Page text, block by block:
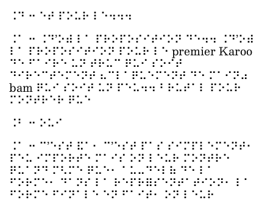
⠨⠙ ⠒ ⠑⠞ ⠏⠕⠥⠗ ⠇⠑⠲⠲⠲
⠨⠁ ⠒ ⠨⠙’⠕⠾ ⠇⠁ ⠏⠗⠕⠏⠕⠎⠊⠞⠊⠕⠝ ⠙⠑⠲⠲ ⠨⠙’⠕⠾
⠇⠁ ⠏⠗⠕⠏⠕⠎⠊⠞⠊⠕⠝ ⠏⠕⠥⠗ ⠇⠑ premier Karoo
⠙⠑ ⠋⠁⠊⠗⠑ ⠥⠝ ⠞⠗⠥⠉ ⠟⠥⠊ ⠎⠕⠊⠞
⠙⠊⠗⠑⠉⠞⠑⠍⠑⠝⠞ ⠦⠉⠇⠁⠟⠥⠑⠍⠑⠝⠞ ⠙⠑ ⠍⠁⠊⠝⠴
bam ⠟⠥⠊ ⠎⠕⠊⠞ ⠥⠝ ⠏⠑⠥⠲⠲ ⠃⠗⠥⠞⠁⠇ ⠏⠕⠥⠗
⠍⠕⠝⠞⠗⠑⠗ ⠟⠥⠑
⠨⠃ ⠒ ⠕⠥⠊
⠨⠁ ⠒ ⠉’⠑⠎⠞ ⠯⠁⠂ ⠉’⠑⠎⠞ ⠏⠁⠎ ⠎⠊⠍⠏⠇⠑⠍⠑⠝⠞⠂
⠏⠑⠥ ⠊⠍⠏⠕⠗⠞⠑ ⠍⠁⠊⠎ ⠕⠝ ⠇⠑⠥⠗ ⠍⠕⠝⠞⠗⠑
⠟⠥⠁⠝⠙ ⠍⠣⠍⠑ ⠟⠥⠑⠂ ⠁⠥⠤⠙⠑⠇⠷ ⠙⠑ ⠇⠁
⠋⠕⠗⠍⠑⠂ ⠙⠁⠝⠎ ⠇⠁ ⠗⠑⠏⠗⠿⠎⠑⠝⠞⠁⠞⠊⠕⠝⠂ ⠇⠁
⠋⠕⠗⠍⠑ ⠋⠊⠝⠁⠇⠑ ⠑⠝ ⠋⠁⠊⠞⠂ ⠕⠝ ⠇⠑⠥⠗